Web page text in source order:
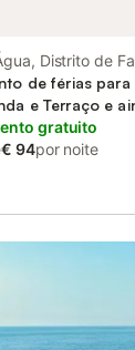
Distrito de
de férias para
e Terraço e
gratuito
€ 94por noite